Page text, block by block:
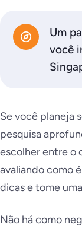
Um
você
Se você planeja
pesquisa
escolher entre o
avaliando como
dicas e tome
Não há como